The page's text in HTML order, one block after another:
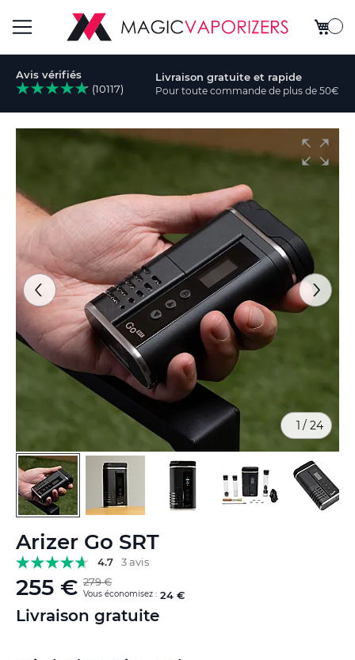
Basculer
la
navigation
Mon
Avis vérifiés
(10117)
Livraison gratuite et rapide
Pour toute commande de plus de 50€
Arizer Go SRT
4.7 3 avis
255 € 279 €
Vous économisez : 24 €
Livraison gratuite
end
of
the
images
gallery
1 / 24
to
the
beginning
of
the
images